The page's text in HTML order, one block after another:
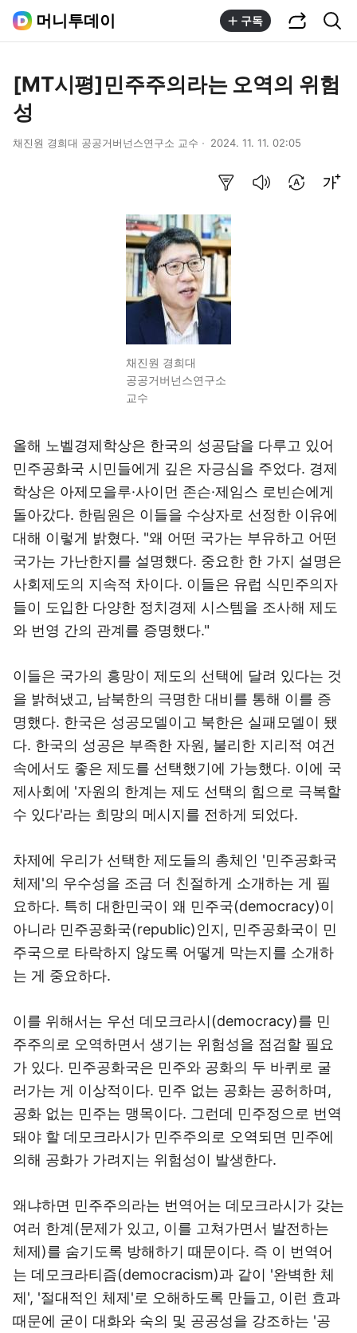
머니투데이 구독
[MT시평]민주주의라는 오역의 위험
성
채진원 경희대 공공거버넌스연구소 교수 2024. 11. 11. 02:05
채진원 경희대
공공거버넌스연구소
교수
올해 노벨경제학상은 한국의 성공담을 다루고 있어
민주공화국 시민들에게 깊은 자긍심을 주었다. 경제
학상은 아제모을루·사이먼 존슨·제임스 로빈슨에게
돌아갔다. 한림원은 이들을 수상자로 선정한 이유에
대해 이렇게 밝혔다. "왜 어떤 국가는 부유하고 어떤
국가는 가난한지를 설명했다. 중요한 한 가지 설명은
사회제도의 지속적 차이다. 이들은 유럽 식민주의자
들이 도입한 다양한 정치경제 시스템을 조사해 제도
와 번영 간의 관계를 증명했다."
이들은 국가의 흥망이 제도의 선택에 달려 있다는 것
을 밝혀냈고, 남북한의 극명한 대비를 통해 이를 증
명했다. 한국은 성공모델이고 북한은 실패모델이 됐
다. 한국의 성공은 부족한 자원, 불리한 지리적 여건
속에서도 좋은 제도를 선택했기에 가능했다. 이에 국
제사회에 '자원의 한계는 제도 선택의 힘으로 극복할
수 있다'라는 희망의 메시지를 전하게 되었다.
차제에 우리가 선택한 제도들의 총체인 '민주공화국
체제'의 우수성을 조금 더 친절하게 소개하는 게 필
요하다. 특히 대한민국이 왜 민주국(democracy)이
아니라 민주공화국(republic)인지, 민주공화국이 민
주국으로 타락하지 않도록 어떻게 막는지를 소개하
는 게 중요하다.
이를 위해서는 우선 데모크라시(democracy)를 민
주주의로 오역하면서 생기는 위험성을 점검할 필요
가 있다. 민주공화국은 민주와 공화의 두 바퀴로 굴
러가는 게 이상적이다. 민주 없는 공화는 공허하며,
공화 없는 민주는 맹목이다. 그런데 민주정으로 번역
돼야 할 데모크라시가 민주주의로 오역되면 민주에
의해 공화가 가려지는 위험성이 발생한다.
왜냐하면 민주주의라는 번역어는 데모크라시가 갖는
여러 한계(문제가 있고, 이를 고쳐가면서 발전하는
체제)를 숨기도록 방해하기 때문이다. 즉 이 번역어
는 데모크라티즘(democracism)과 같이 '완벽한 체
제', '절대적인 체제'로 오해하도록 만들고, 이런 효과
때문에 굳이 대화와 숙의 및 공공성을 강조하는 '공